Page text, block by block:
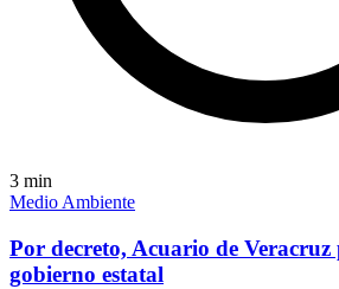
3 min
Medio Ambiente
Por decreto, Acuario de Veracruz
gobierno estatal